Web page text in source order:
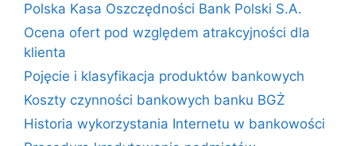
Polska Kasa Oszczędności Bank Polski S.A.
Ocena ofert pod względem atrakcyjności dla
klienta
Pojęcie i klasyfikacja produktów bankowych
Koszty czynności bankowych banku BGŻ
Historia wykorzystania Internetu w bankowości